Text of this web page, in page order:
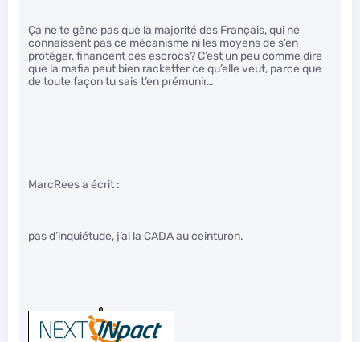
Ça ne te gêne pas que la majorité des Français, qui ne
connaissent pas ce mécanisme ni les moyens de s’en
protéger, financent ces escrocs? C’est un peu comme dire
que la mafia peut bien racketter ce qu’elle veut, parce que
de toute façon tu sais t’en prémunir…
MarcRees a écrit :
pas d’inquiétude, j’ai la CADA au ceinturon.